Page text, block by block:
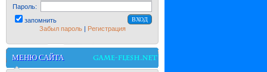
Пароль:
запомнить
Забыл пароль| Регистрация
МЕНЮ САЙТА